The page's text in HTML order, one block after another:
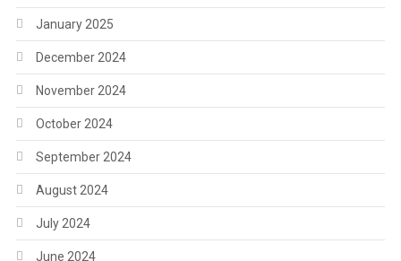
January 2025
December 2024
November 2024
October 2024
September 2024
August 2024
July 2024
June 2024